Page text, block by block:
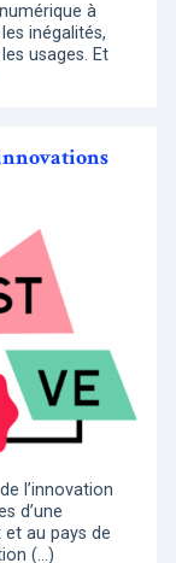
à
inégalités,
usages. Et
l’innovation
d’une
et au pays de
(…)